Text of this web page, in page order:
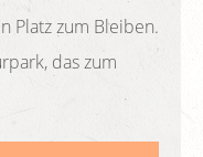
Platz zum Bleiben.
das zum